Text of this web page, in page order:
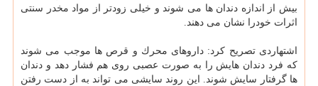
بیش از اندازه دندان ها می شوند و خیلی زودتر از مواد مخدر سنتی
اثرات خودرا نشان می دهند.
اشتهاردی تصریح كرد: داروهای محرك و قرص ها موجب می شوند
كه فرد دندان هایش را به صورت عصبی روی هم فشار دهد و دندان
ها گرفتار سایش شوند. این روند سایشی می تواند به از دست رفتن